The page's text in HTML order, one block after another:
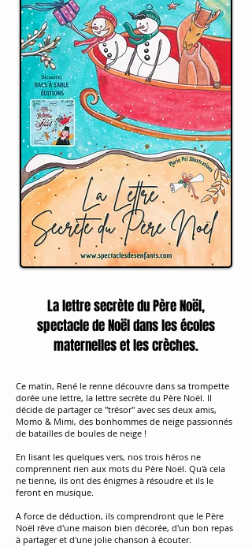
La lettre secrète du Père Noël,
spectacle de Noël dans les écoles
maternelles et les crèches.
Ce matin, René le renne découvre dans sa trompette
dorée une lettre, la lettre secrète du Père Noël. Il
décide de partager ce "trésor" avec ses deux amis,
Momo & Mimi, des bonhommes de neige passionnés
de batailles de boules de neige !
En lisant les quelques vers, nos trois héros ne
comprennent rien aux mots du Père Noël. Qu'à cela
ne tienne, ils ont des énigmes à résoudre et ils le
feront en musique.
A force de déduction, ils comprendront que le Père
Noël rêve d'une maison bien décorée, d'un bon repas
à partager et d'une jolie chanson à écouter.